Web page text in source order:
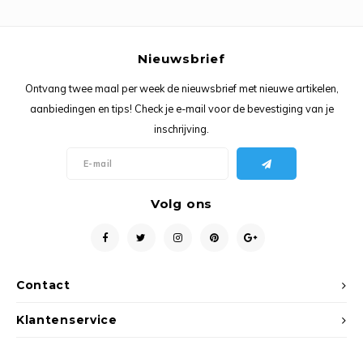
Contact
Nieuwsbrief
Ontvang twee maal per week de nieuwsbrief met nieuwe artikelen,
aanbiedingen en tips! Check je e-mail voor de bevestiging van je
inschrijving.
Volg ons
Klantenservice